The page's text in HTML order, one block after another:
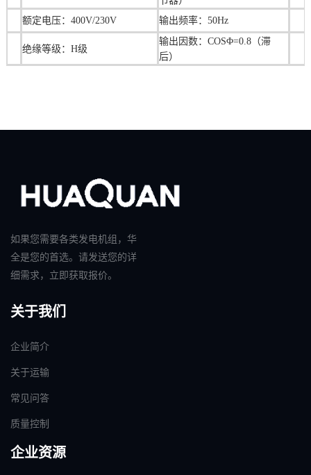
额定电压：400V/230V
输出频率：50Hz
绝缘等级：H级
输出因数：COSΦ=0.8（滞
后）
如果您需要各类发电机组，华
全是您的首选。请发送您的详
细需求，立即获取报价。
关于我们
企业简介
关于运输
常见问答
质量控制
企业资源